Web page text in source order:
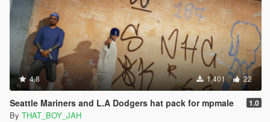
4.8 1,401 22
Seattle Mariners and L.A Dodgers hat pack for mpmale 1.0
By THAT_BOY_JAH